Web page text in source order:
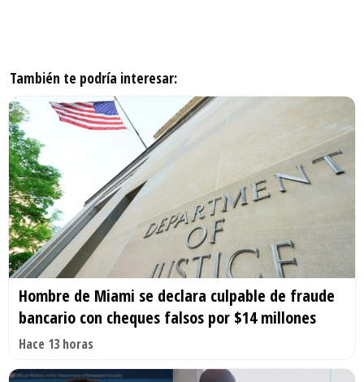
También te podría interesar:
Hombre de Miami se declara culpable de fraude
bancario con cheques falsos por $14 millones
Hace 13 horas